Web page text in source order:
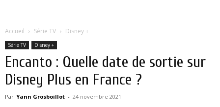
Accueil Série TV Disney +
Série TV Disney +
Encanto : Quelle date de sortie sur
Disney Plus en France ?
Par Yann Grosboillot - 24 novembre 2021